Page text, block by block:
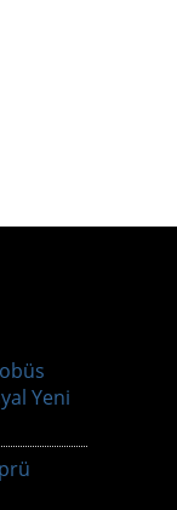
Yeni